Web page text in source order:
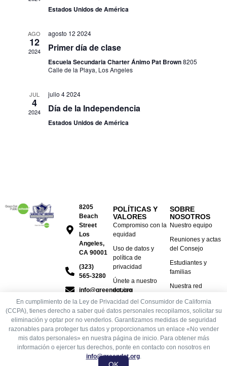
Estados Unidos de América
AGO
12
2024
agosto 12 2024
Primer día de clase
Escuela Secundaria Charter Ánimo Pat Brown8205
Calle de la Playa, Los Angeles
JUL
4
2024
julio 4 2024
Día de la Independencia
Estados Unidos de América
8205
Beach
Street
Los
Angeles,
CA 90001
(323)
565-3280
info@greendot.org
POLÍTICAS Y
VALORES
Compromiso con la
equidad
Uso de datos y
política de
privacidad
Únete a nuestro
equipo
Conformidad
SOBRE
NOSOTROS
Nuestro equipo
Reuniones y actas
del Consejo
Estudiantes y
familias
Nuestra red
© 2026 Escuelas Públicas de Green Dot - Una parte de
las Escuelas Públicas de Green Dot
En cumplimiento de la Ley de Privacidad del Consumidor de California
(CCPA), tienes derecho a saber qué datos personales recopilamos, solicitar su
eliminación y optar por no venderlos. Garantizamos medidas de seguridad
razonables para proteger tus datos y proporcionamos un enlace «No vender
mis datos personales» en nuestra página de inicio. Para obtener más
información o ejercer tus derechos, ponte en contacto con nosotros en
info@greendot.org.